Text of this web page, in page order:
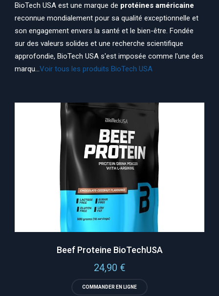
BioTech USA est une marque de protéines américaine
reconnue mondialement pour sa qualité exceptionnelle et
son engagement envers la santé et le bien-être. Fondée
sur des valeurs solides et une recherche scientifique
approfondie, BioTech USA s'est imposée comme l'une des
marqu...Voir tous les produits BioTech USA
Beef Proteine BioTechUSA
24,90 €
COMMANDER EN LIGNE